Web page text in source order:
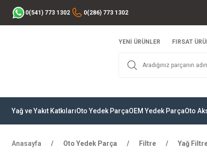
0(541) 773 1302 0(286) 773 1302
YENİ ÜRÜNLER FIRSAT
Yağ ve Yakıt KatkılarıOto Yedek ParçaOEM Yedek ParçaOto
Anasayfa Oto Yedek Parça Filtre Yağ